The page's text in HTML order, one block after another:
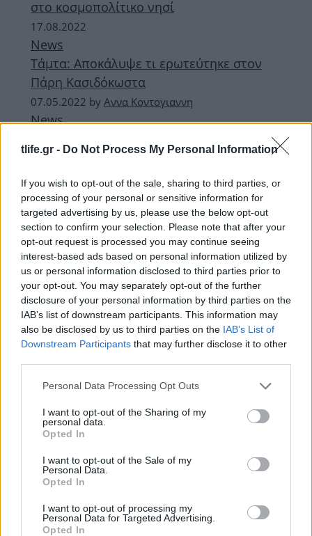
tlife.gr - Do Not Process My Personal Information
If you wish to opt-out of the sale, sharing to third parties, or
processing of your personal or sensitive information for
targeted advertising by us, please use the below opt-out
section to confirm your selection. Please note that after your
opt-out request is processed you may continue seeing
interest-based ads based on personal information utilized by
us or personal information disclosed to third parties prior to
your opt-out. You may separately opt-out of the further
disclosure of your personal information by third parties on the
IAB’s list of downstream participants. This information may
also be disclosed by us to third parties on the IAB’s List of
Downstream Participants that may further disclose it to other
Please note that this website/app uses one or more Google
not limited to your visit or usage behaviour. You may click to
grant or deny consent to Google and its third-party tags to
use your data for below specified purposes in below Google
consent section.
Personal Data Processing Opt Outs
I want to opt-out of the Sharing of my
personal data.
Opted In
I want to opt-out of the Sale of my
Personal Data.
Opted In
I want to opt-out of processing my
Personal Data for Targeted Advertising.
Opted In
στο κοσμοπολίτικο νησί
17.08.2022
News
Τάμτα: Αποκάλυψε τι ερωτεύτηκε στον
Πάρη Κασιδόκωστα
07.05.2022 by Αννα Κοντογιαννη
News
Νυχτερινές βόλτες στην Γλυφάδα για δύο
– Φωτογραφίες
ΔΙΑΦΗΜΙΣΗ
News
Τάμτα: Ανέβασε για πρώτη φορά
15.02.2022
News
Τάμτα – Πάρης Κασιδόκωστας: Βόλτα στα
νότια προάστια για το ερωτευμένο